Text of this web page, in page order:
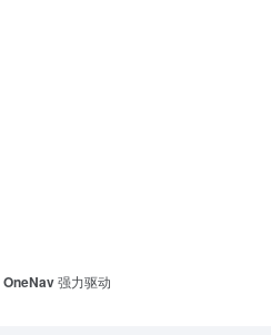
OneNav强力驱动